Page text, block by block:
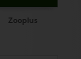
Zooplus